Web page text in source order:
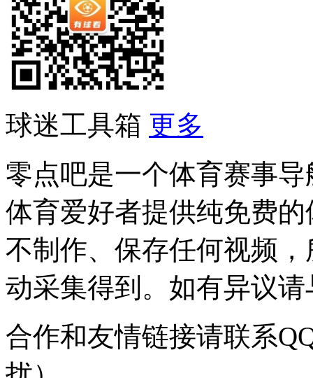
球迷工具箱 更多
零点吧是一个体育赛事
体育爱好者提供纯免费
不制作、保存任何视频
动采集得到。如有异议
合作和友情链接请联系